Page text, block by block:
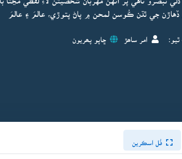
جي ٿڌن ڪُوسن لمحن ۾ پاڻ پتوڙي، عالمَ ۽ عالمَ
امر ساھڙ ڇاپو پھريون
فُل اسڪرين